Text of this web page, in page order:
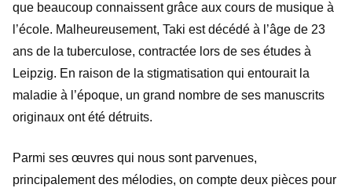
que beaucoup connaissent grâce aux cours de musique à
l’école. Malheureusement, Taki est décédé à l’âge de 23
ans de la tuberculose, contractée lors de ses études à
Leipzig. En raison de la stigmatisation qui entourait la
maladie à l’époque, un grand nombre de ses manuscrits
originaux ont été détruits.
Parmi ses œuvres qui nous sont parvenues,
principalement des mélodies, on compte deux pièces pour